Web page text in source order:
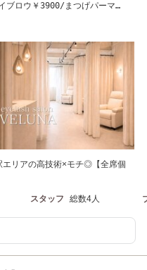
ブロウ￥3900/まつげパーマ
リアの高技術×モチ◎【全席個
スタッフ 総数4人